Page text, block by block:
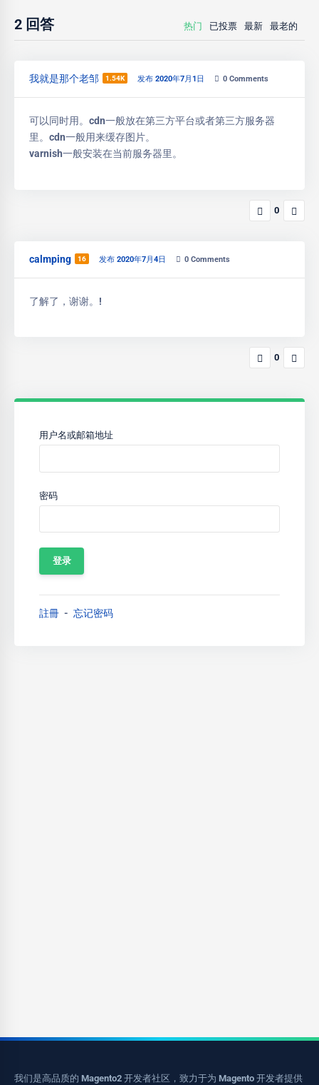
2 回答 热门 已投票 最新 最老的
我就是那个老邹 1.54K 发布 2020年7月1日 0 Comments
可以同时用。cdn一般放在第三方平台或者第三方服务器
里。cdn一般用来缓存图片。
varnish一般安装在当前服务器里。
0
calmping 16 发布 2020年7月4日 0 Comments
了解了，谢谢。!
0
用户名或邮箱地址
密码
註冊 忘记密码
我们是高品质的 Magento2 开发者社区，致力于为 Magento 开发者提供